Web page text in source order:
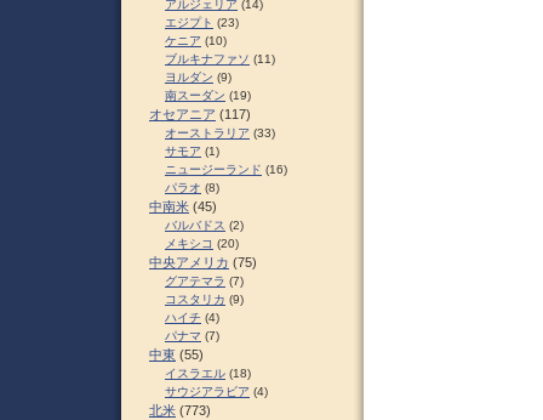
アルジェリア (14)
エジプト (23)
ケニア (10)
ブルキナファソ (11)
ヨルダン (9)
南スーダン (19)
オセアニア (117)
オーストラリア (33)
サモア (1)
ニュージーランド (16)
パラオ (8)
中南米 (45)
バルバドス (2)
メキシコ (20)
中央アメリカ (75)
グアテマラ (7)
コスタリカ (9)
ハイチ (4)
パナマ (7)
中東 (55)
イスラエル (18)
サウジアラビア (4)
北米 (773)